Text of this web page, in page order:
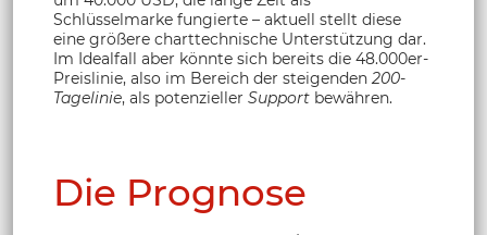
Schlüsselmarke fungierte – aktuell stellt diese
eine größere charttechnische Unterstützung dar.
Im Idealfall aber könnte sich bereits die 48.000er-
Preislinie, also im Bereich der steigenden 200-
Tagelinie, als potenzieller Support bewähren.
Die Prognose